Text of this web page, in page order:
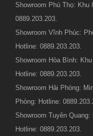
Showroom Phú Thọ: Khu
0889.203.203.
Showroom Vĩnh Phúc:
Hotline: 0889.203.203.
Showroom Hòa Bình:
Hotline: 0889.203.203.
Showroom Hải Phòng:
Phòng: Hotline:
Showroom Tuyên
Hotline: 0889.203.203.